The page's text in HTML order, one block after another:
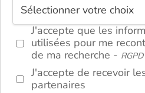
J'accepte que les
utilisées pour me
de ma recherche - RGPD
J'accepte de recevoir
partenaires
ou